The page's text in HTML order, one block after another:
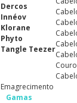
Dercos
Innéov
Klorane
Phyto
Tangle Teezer
Emagrecimento
Gamas